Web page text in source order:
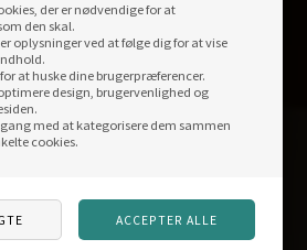
der er nødvendige for at
den skal.
oplysninger ved at følge dig for at vise
at huske dine brugerpræferencer.
design, brugervenlighed og
med at kategorisere dem sammen
cookies.